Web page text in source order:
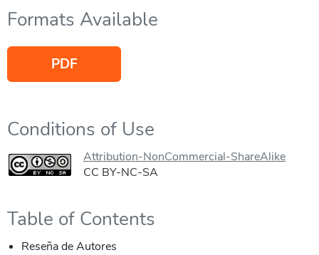
Formats Available
PDF
Conditions of Use
Attribution-NonCommercial-ShareAlike
CC BY-NC-SA
Table of Contents
Reseña de Autores